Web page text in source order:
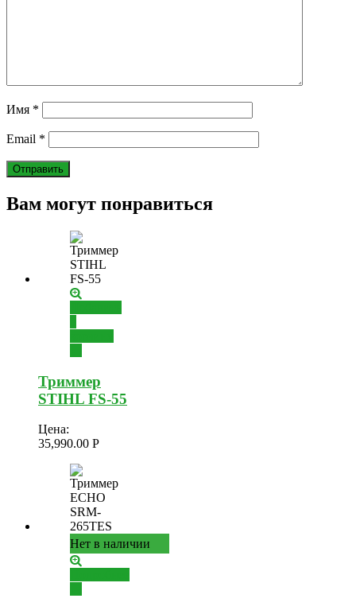
Имя *
Email *
Вам могут понравиться
Триммер
STIHL FS-55
Цена:
35,990.00 Р
Нет в наличии